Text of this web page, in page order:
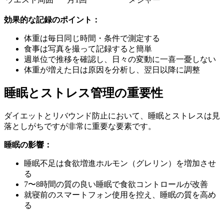
効果的な記録のポイント：
体重は毎日同じ時間・条件で測定する
食事は写真を撮って記録すると簡単
週単位で推移を確認し、日々の変動に一喜一憂しない
体重が増えた日は原因を分析し、翌日以降に調整
睡眠とストレス管理の重要性
ダイエットとリバウンド防止において、睡眠とストレスは見
落としがちですが非常に重要な要素です。
睡眠の影響：
睡眠不足は食欲増進ホルモン（グレリン）を増加させ
る
7〜8時間の質の良い睡眠で食欲コントロールが改善
就寝前のスマートフォン使用を控え、睡眠の質を高め
る